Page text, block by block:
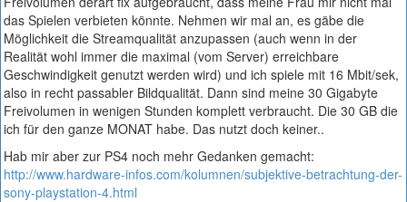
das Spielen verbieten könnte. Nehmen wir mal an, es gäbe die
Möglichkeit die Streamqualität anzupassen (auch wenn in der
Realität wohl immer die maximal (vom Server) erreichbare
Geschwindigkeit genutzt werden wird) und ich spiele mit 16 Mbit/sek,
also in recht passabler Bildqualität. Dann sind meine 30 Gigabyte
Freivolumen in wenigen Stunden komplett verbraucht. Die 30 GB die
ich für den ganze MONAT habe. Das nutzt doch keiner..
Hab mir aber zur PS4 noch mehr Gedanken gemacht:
http://www.hardware-infos.com/kolumnen/subjektive-betrachtung-der-
sony-playstation-4.html